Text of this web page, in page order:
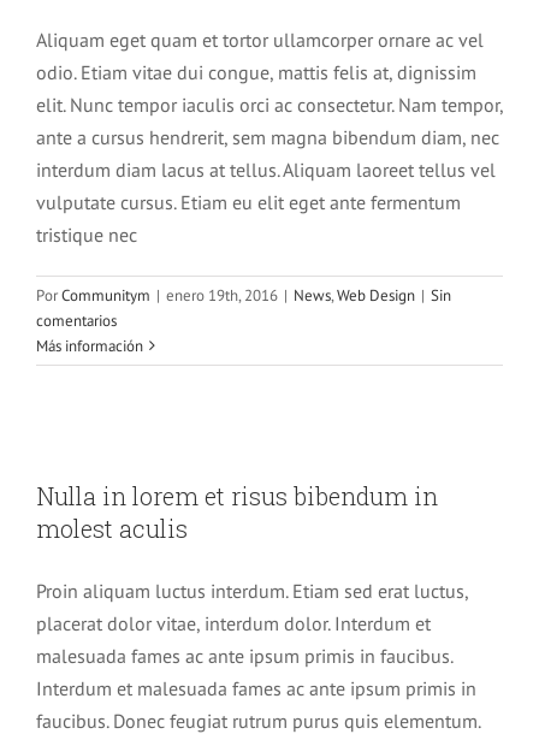
Aliquam eget quam et tortor ullamcorper ornare ac vel
odio. Etiam vitae dui congue, mattis felis at, dignissim
elit. Nunc tempor iaculis orci ac consectetur. Nam tempor,
ante a cursus hendrerit, sem magna bibendum diam, nec
interdum diam lacus at tellus. Aliquam laoreet tellus vel
vulputate cursus. Etiam eu elit eget ante fermentum
tristique nec
PorCommunitym | enero 19th, 2016 | News,Web Design | Sin
comentarios
Más información
Nulla in lorem et risus bibendum in
molest aculis
Proin aliquam luctus interdum. Etiam sed erat luctus,
placerat dolor vitae, interdum dolor. Interdum et
malesuada fames ac ante ipsum primis in faucibus.
Interdum et malesuada fames ac ante ipsum primis in
faucibus. Donec feugiat rutrum purus quis elementum.